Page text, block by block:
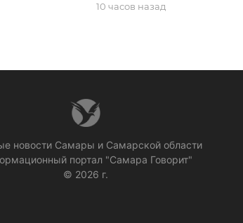
10 часов назад
новости Самары и Самарской области
портал "Самара Говорит"
© 2026 г.